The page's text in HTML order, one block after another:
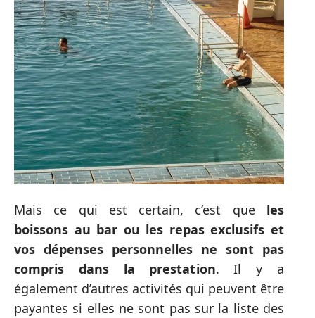
Mais ce qui est certain, c’est queles
boissons au bar ou les repas exclusifs et
vos dépenses personnelles ne sont pas
compris dans la prestation. Il y a
également d’autres activités qui peuvent être
payantes si elles ne sont pas sur la liste des